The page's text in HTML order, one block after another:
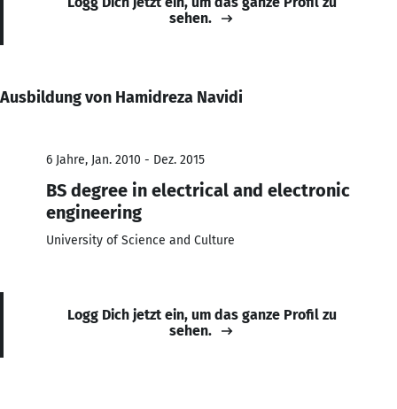
sehen.
Ausbildung von Hamidreza Navidi
6 Jahre, Jan. 2010 - Dez. 2015
BS degree in electrical and electronic
engineering
University of Science and Culture
Logg Dich jetzt ein, um das ganze Profil zu
sehen.